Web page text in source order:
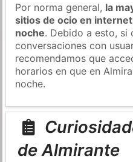
Por norma general, la
sitios de ocio en
noche. Debido a esto, si
conversaciones con
recomendamos que
horarios en que en
noche.
de Almirante